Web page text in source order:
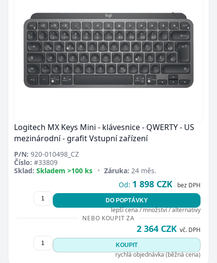
Logitech MX Keys Mini - klávesnice - QWERTY - US
mezinárodní - grafit Vstupní zařízení
P/N: 920-010498_CZ
Číslo: #33809
Sklad: Skladem >100 ks • Záruka: 24 měs.
Od: 1 898 CZK bez DPH
DO POPTÁVKY
lepší cena / množství / alternativy
NEBO KOUPIT ZA
2 364 CZK vč. DPH
KOUPIT
rychlá objednávka (běžná cena)